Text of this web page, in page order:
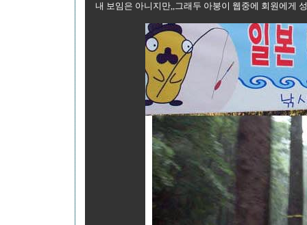
내 보임은 아니지만,,그래두 아붕이 웹중에 회원에게